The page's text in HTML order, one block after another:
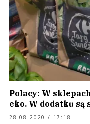
Polacy: W
eko. W dodatku są
28.08.2020 / 17:18